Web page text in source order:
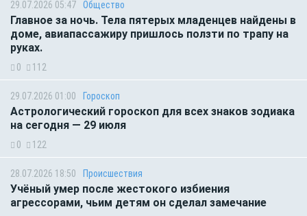
29.07.2026 05:47 Общество
Главное за ночь. Тела пятерых младенцев найдены в
доме, авиапассажиру пришлось ползти по трапу на
руках.
0 112
29.07.2026 01:00 Гороскоп
Астрологический гороскоп для всех знаков зодиака
на сегодня — 29 июля
0 122
28.07.2026 18:50 Происшествия
Учёный умер после жестокого избиения
агрессорами, чьим детям он сделал замечание